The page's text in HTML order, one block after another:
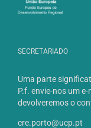
SECRETARIADO
Uma parte
P.f. envie-nos um
devolveremos o
cre.porto@ucp.pt